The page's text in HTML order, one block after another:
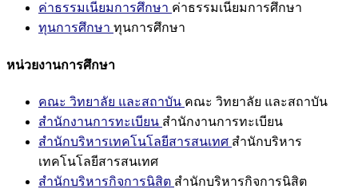
ค่าธรรมเนียมการศึกษา ค่าธรรมเนียมการศึกษา
ทุนการศึกษา ทุนการศึกษา
หน่วยงานการศึกษา
คณะ วิทยาลัย และสถาบัน คณะ วิทยาลัย และสถาบัน
สำนักงานการทะเบียน สำนักงานการทะเบียน
สำนักบริหารเทคโนโลยีสารสนเทศ สำนักบริหาร
เทคโนโลยีสารสนเทศ
สำนักบริหารกิจการนิสิต สำนักบริหารกิจการนิสิต